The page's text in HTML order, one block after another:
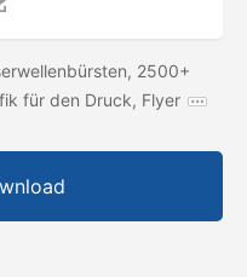
2500+
für den Druck, Flyer